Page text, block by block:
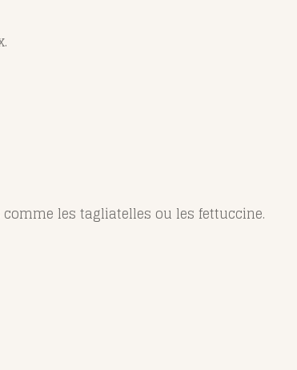
les tagliatelles ou les fettuccine.